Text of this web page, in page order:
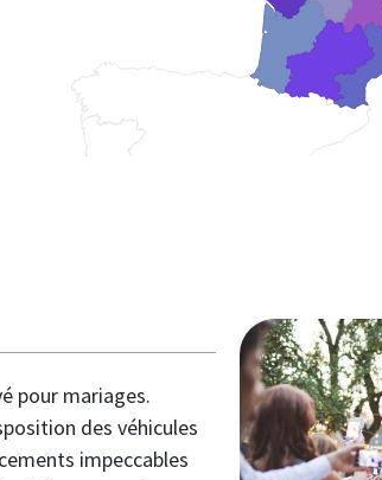
pour mariages.
des véhicules
impeccables